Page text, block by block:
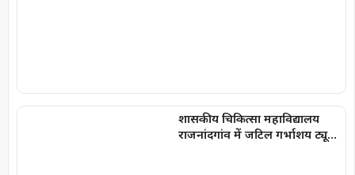
शासकीय चिकित्सा महाविद्यालय
राजनांदगांव में जटिल गर्भाशय ट्यूमर